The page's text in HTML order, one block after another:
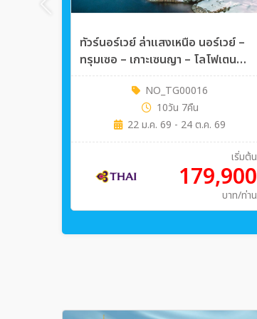
ทัวร์นอร์เวย์ ล่าแสงเหนือ นอร์เวย์ –
ทรุมเซอ – เกาะเซนญา – โลโฟเตน
10วัน 7คืน (TG)
NO_TG00016
10วัน 7คืน
22 ม.ค. 69 - 24 ต.ค. 69
เริ่มต้น
179,900
บาท/ท่าน